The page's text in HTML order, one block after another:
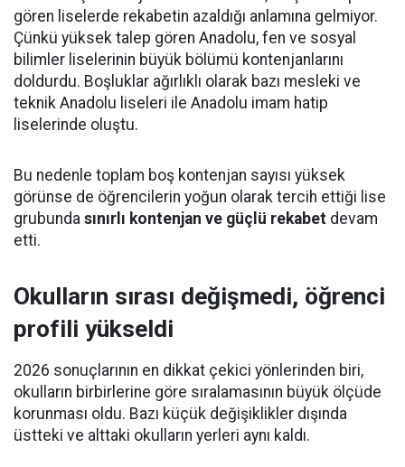
gören liselerde rekabetin azaldığı anlamına gelmiyor.
Çünkü yüksek talep gören Anadolu, fen ve sosyal
bilimler liselerinin büyük bölümü kontenjanlarını
doldurdu. Boşluklar ağırlıklı olarak bazı mesleki ve
teknik Anadolu liseleri ile Anadolu imam hatip
liselerinde oluştu.
Bu nedenle toplam boş kontenjan sayısı yüksek
görünse de öğrencilerin yoğun olarak tercih ettiği lise
grubunda sınırlı kontenjan ve güçlü rekabet devam
etti.
Okulların sırası değişmedi, öğrenci
profili yükseldi
2026 sonuçlarının en dikkat çekici yönlerinden biri,
okulların birbirlerine göre sıralamasının büyük ölçüde
korunması oldu. Bazı küçük değişiklikler dışında
üstteki ve alttaki okulların yerleri aynı kaldı.